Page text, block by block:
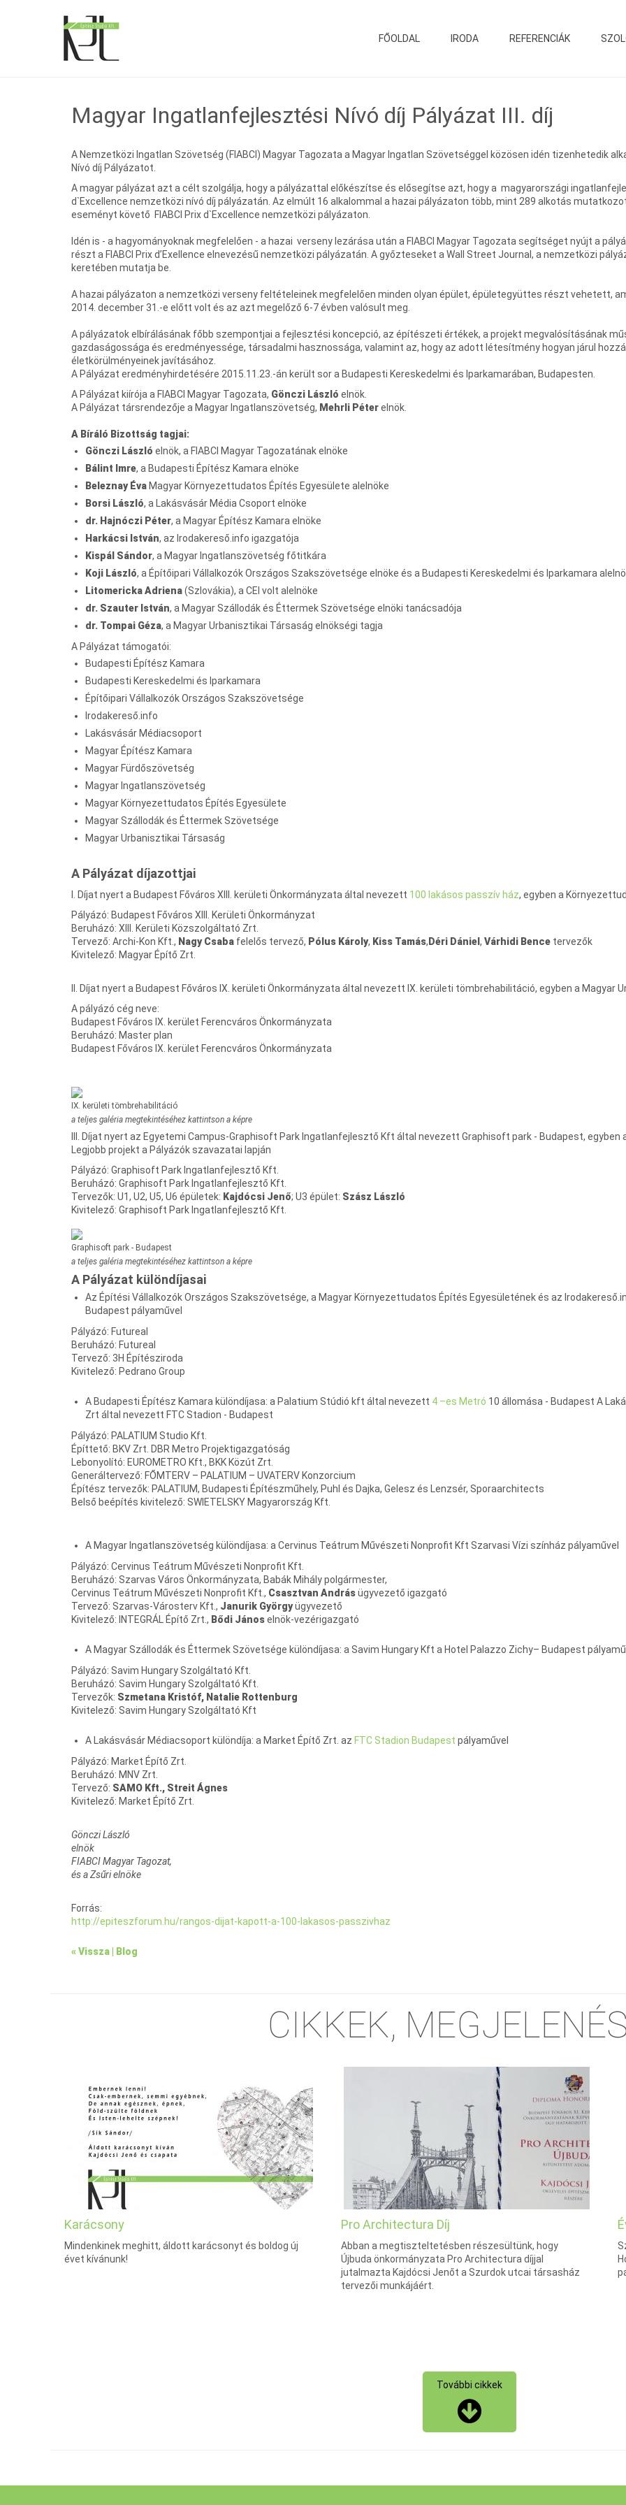
FŐOLDAL IRODA REFERENCIÁK
Magyar Ingatlanfejlesztési Nívó díj Pályázat III. díj
A Nemzetközi Ingatlan Szövetség (FIABCI) Magyar Tagozata a Magyar Ingatlan Szövetséggel közösen idén tizenhetedik
Nívó díj Pályázatot.
A magyar pályázat azt a célt szolgálja, hogy a pályázattal előkészítse és elősegítse azt, hogy a magyarországi
d`Excellence nemzetközi nívó díj pályázatán. Az elmúlt 16 alkalommal a hazai pályázaton több, mint 289 alkotás
eseményt követő FIABCI Prix d`Excellence nemzetközi pályázaton.
Idén is - a hagyományoknak megfelelően - a hazai verseny lezárása után a FIABCI Magyar Tagozata segítséget nyújt a
részt a FIABCI Prix d’Exellence elnevezésű nemzetközi pályázatán. A győzteseket a Wall Street Journal, a nemzetközi
keretében mutatja be.
A hazai pályázaton a nemzetközi verseny feltételeinek megfelelően minden olyan épület, épületegyüttes részt vehetett,
2014. december 31.-e előtt volt és az azt megelőző 6-7 évben valósult meg.
A pályázatok elbírálásának főbb szempontjai a fejlesztési koncepció, az építészeti értékek, a projekt megvalósításának
gazdaságossága és eredményessége, társadalmi hasznossága, valamint az, hogy az adott létesítmény hogyan járul
életkörülményeinek javításához.
A Pályázat eredményhirdetésére 2015.11.23.-án került sor a Budapesti Kereskedelmi és Iparkamarában, Budapesten.
A Pályázat kiírója a FIABCI Magyar Tagozata, Gönczi László elnök.
A Pályázat társrendezője a Magyar Ingatlanszövetség, Mehrli Péterelnök.
A Bíráló Bizottság tagjai:
Gönczi László elnök, a FIABCI Magyar Tagozatának elnöke
Bálint Imre, a Budapesti Építész Kamara elnöke
Beleznay Éva Magyar Környezettudatos Építés Egyesülete alelnöke
Borsi László, a Lakásvásár Média Csoport elnöke
dr. Hajnóczi Péter, a Magyar Építész Kamara elnöke
Harkácsi István, az Irodakereső.info igazgatója
Kispál Sándor, a Magyar Ingatlanszövetség főtitkára
Koji László, a Építőipari Vállalkozók Országos Szakszövetsége elnöke és a Budapesti Kereskedelmi és Iparkamara
Litomericka Adriena(Szlovákia), a CEI volt alelnöke
dr. Szauter István, a Magyar Szállodák és Éttermek Szövetsége elnöki tanácsadója
dr. Tompai Géza, a Magyar Urbanisztikai Társaság elnökségi tagja
A Pályázat támogatói:
Budapesti Építész Kamara
Budapesti Kereskedelmi és Iparkamara
Építőipari Vállalkozók Országos Szakszövetsége
Irodakereső.info
Lakásvásár Médiacsoport
Magyar Építész Kamara
Magyar Fürdőszövetség
Magyar Ingatlanszövetség
Magyar Környezettudatos Építés Egyesülete
Magyar Szállodák és Éttermek Szövetsége
Magyar Urbanisztikai Társaság
A Pályázat díjazottjai
I. Díjat nyert a Budapest Főváros XIII. kerületi Önkormányzata által nevezett 100 lakásos passzív ház, egyben a
Pályázó: Budapest Főváros XIII. Kerületi Önkormányzat
Beruházó: XIII. Kerületi Közszolgáltató Zrt.
Tervező: Archi-Kon Kft., Nagy Csaba felelős tervező, Pólus Károly, Kiss Tamás, Déri Dániel , Várhidi Bence tervezők
Kivitelező: Magyar Építő Zrt.
II. Díjat nyert a Budapest Főváros IX. kerületi Önkormányzata által nevezett IX. kerületi tömbrehabilitáció, egyben a Magyar
A pályázó cég neve:
Budapest Főváros IX. kerület Ferencváros Önkormányzata
Beruházó: Master plan
Budapest Főváros IX. kerület Ferencváros Önkormányzata
IX. kerületi tömbrehabilitáció
a teljes galéria megtekintéséhez kattintson a képre
III. Díjat nyert az Egyetemi Campus-Graphisoft Park Ingatlanfejlesztő Kft által nevezett Graphisoft park - Budapest,
Legjobb projekt a Pályázók szavazatai lapján
Pályázó: Graphisoft Park Ingatlanfejlesztő Kft.
Beruházó: Graphisoft Park Ingatlanfejlesztő Kft.
Tervezők: U1, U2, U5, U6 épületek: Kajdócsi Jenő; U3 épület: Szász László
Kivitelező: Graphisoft Park Ingatlanfejlesztő Kft.
Graphisoft park - Budapest
a teljes galéria megtekintéséhez kattintson a képre
A Pályázat különdíjasai
Az Építési Vállalkozók Országos Szakszövetsége, a Magyar Környezettudatos Építés Egyesületének és az
Budapest pályaművel
Pályázó: Futureal
Beruházó: Futureal
Tervező: 3H Építésziroda
Kivitelező: Pedrano Group
A Budapesti Építész Kamara különdíjasa: a Palatium Stúdió kft által nevezett 4 –es Metró 10 állomása - Budapest A
Zrt által nevezett FTC Stadion - Budapest
Pályázó: PALATIUM Studio Kft.
Építtető: BKV Zrt. DBR Metro Projektigazgatóság
Lebonyolító: EUROMETRO Kft., BKK Közút Zrt.
Generáltervező: FŐMTERV – PALATIUM – UVATERV Konzorcium
Építész tervezők: PALATIUM, Budapesti Építészműhely, Puhl és Dajka, Gelesz és Lenzsér, Sporaarchitects
Belső beépítés kivitelező: SWIETELSKY Magyarország Kft.
A Magyar Ingatlanszövetség különdíjasa: a Cervinus Teátrum Művészeti Nonprofit Kft Szarvasi Vízi színház pályaművel
Pályázó: Cervinus Teátrum Művészeti Nonprofit Kft.
Beruházó: Szarvas Város Önkormányzata, Babák Mihály polgármester,
Cervinus Teátrum Művészeti Nonprofit Kft., Csasztvan Andrásügyvezető igazgató
Tervező: Szarvas-Városterv Kft., Janurik Györgyügyvezető
Kivitelező: INTEGRÁL Építő Zrt., Bődi Jánoselnök-vezérigazgató
A Magyar Szállodák és Éttermek Szövetsége különdíjasa: a Savim Hungary Kft a Hotel Palazzo Zichy– Budapest
Pályázó: Savim Hungary Szolgáltató Kft.
Beruházó: Savim Hungary Szolgáltató Kft.
Tervezők: Szmetana Kristóf, Natalie Rottenburg
Kivitelező: Savim Hungary Szolgáltató Kft
A Lakásvásár Médiacsoport különdíja: a Market Építő Zrt. az FTC Stadion Budapest pályaművel
Pályázó: Market Építő Zrt.
Beruházó: MNV Zrt.
Tervező: SAMO Kft., Streit Ágnes
Kivitelező: Market Építő Zrt.
Gönczi László
elnök
FIABCI Magyar Tagozat,
és a Zsűri elnöke
Forrás:
http://epiteszforum.hu/rangos-dijat-kapott-a-100-lakasos-passzivhaz
« Vissza | Blog
CIKKEK,
Karácsony
Mindenkinek meghitt, áldott karácsonyt és boldog új
évet kívánunk!
Pro Architectura Díj
Abban a megtiszteltetésben részesültünk, hogy
Újbuda önkormányzata Pro Architectura díjjal
jutalmazta Kajdócsi Jenőt a Szurdok utcai társasház
tervezői munkájáért.
További cikkek